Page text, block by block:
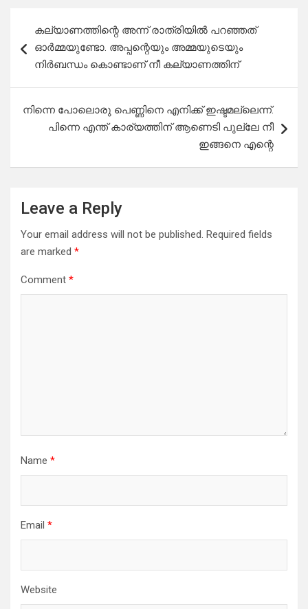
navigation
കല്യാണത്തിന്റെ അന്ന് രാത്രിയിൽ പറഞ്ഞത്
ഓർമ്മയുണ്ടോ. അപ്പന്റെയും അമ്മയുടെയും
നിർബന്ധം കൊണ്ടാണ് നീ കല്യാണത്തിന്
നിന്നെ പോലൊരു പെണ്ണിനെ എനിക്ക് ഇഷ്ടമല്ലെന്ന്.
പിന്നെ എന്ത് കാര്യത്തിന് ആണെടി പുല്ലേ നീ
ഇങ്ങനെ എന്റെ
Leave a Reply
Your email address will not be published. Required fields
are marked *
Comment *
Name *
Email *
Website